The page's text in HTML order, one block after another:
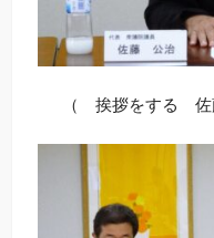
（ 挨拶をする 佐